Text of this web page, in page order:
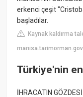
erkenci çeşit
başladılar.
Kaynak kaldırma
Türkiye'nin
İHRACATIN